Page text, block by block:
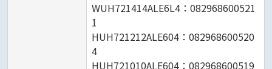
WUH721414ALE6L4：082968600521
1
HUH721212ALE604：082968600520
4
HUH721010ALE604：082968600519